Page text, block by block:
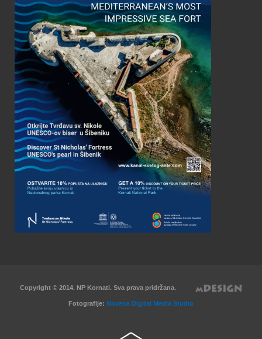
Copyright © 2014. NP Kornati. Sva prava pridržana.
Fotografije: Novena Digital Media Studio